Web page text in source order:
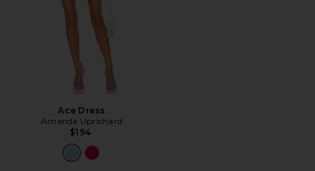
Ace Dress
Amanda Uprichard
$194